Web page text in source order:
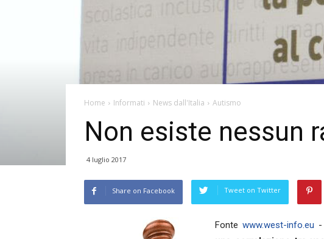
Home Informati News dall'Italia Autismo
Non esiste nessun
4 luglio 2017
Share on Facebook Tweet on Twitter
Fontewww.west-info.eu -